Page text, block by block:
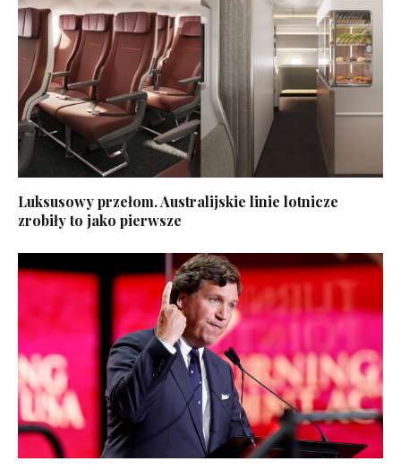
Luksusowy przełom. Australijskie linie lotnicze
zrobiły to jako pierwsze